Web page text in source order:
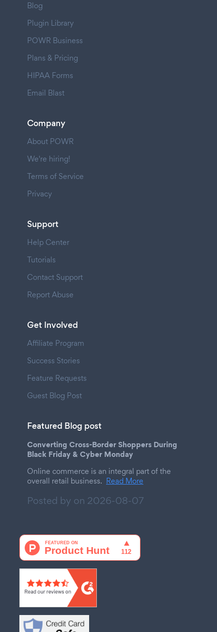
Blog
Plugin Library
POWR Business
Plans & Pricing
HIPAA Forms
Email Blast
Company
About POWR
We're hiring!
Terms of Service
Privacy
Support
Help Center
Tutorials
Contact Support
Report Abuse
Get Involved
Affiliate Program
Success Stories
Feature Requests
Guest Blog Post
Featured Blog post
Converting Cross-Border Shoppers During
Black Friday & Cyber Monday
Online commerce is an integral part of the
overall retail business. Read More
Posted by on 2026-08-07